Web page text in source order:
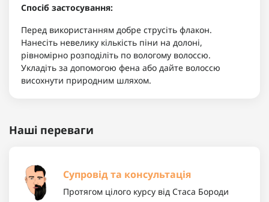
Спосіб застосування:
Перед використанням добре струсіть флакон.
Нанесіть невелику кількість піни на долоні,
рівномірно розподіліть по вологому волоссю.
Укладіть за допомогою фена або дайте волоссю
висохнути природним шляхом.
Наші переваги
Супровід та консультація
Протягом цілого курсу від Стаса Бороди